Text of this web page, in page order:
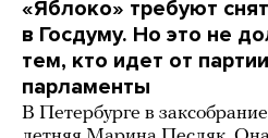
«Яблоко» требуют
в Госдуму. Но это не
тем, кто идет от
парламенты
В Петербурге в